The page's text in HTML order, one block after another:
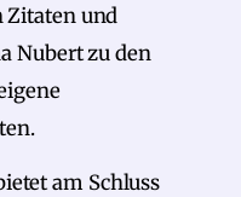
Zitaten und
Nubert zu den
am Schluss